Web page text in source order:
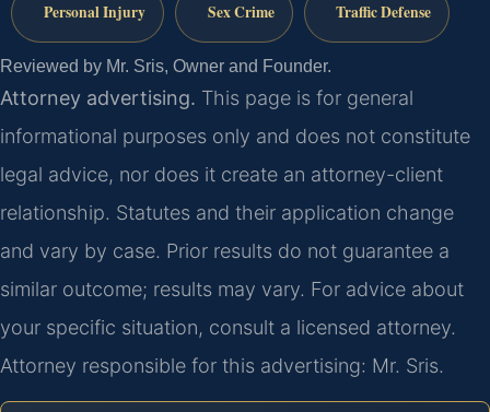
Personal Injury Sex Crime Traffic Defense
Reviewed by Mr. Sris, Owner and Founder.
Attorney advertising. This page is for general
informational purposes only and does not constitute
legal advice, nor does it create an attorney-client
relationship. Statutes and their application change
and vary by case. Prior results do not guarantee a
similar outcome; results may vary. For advice about
your specific situation, consult a licensed attorney.
Attorney responsible for this advertising: Mr. Sris.